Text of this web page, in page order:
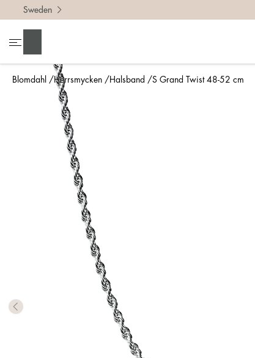
Blomdahl Herrsmycken Halsband S Grand Twist 48-52 cm
Sweden